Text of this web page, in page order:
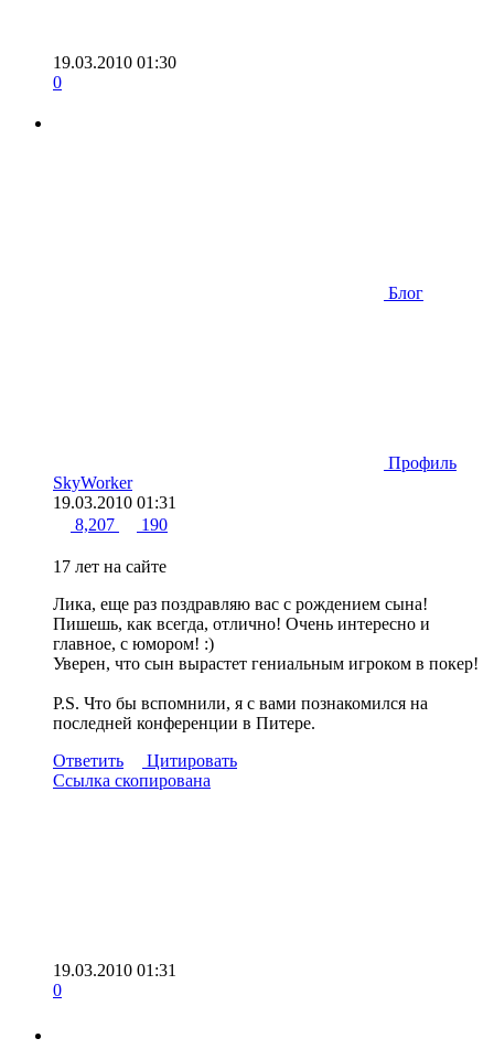
19.03.2010 01:30
0
Блог
Профиль
SkyWorker
19.03.2010 01:31
8,207
190
17 лет на сайте
Лика, еще раз поздравляю вас с рождением сына!
Пишешь, как всегда, отлично! Очень интересно и
главное, с юмором! :)
Уверен, что сын вырастет гениальным игроком в покер!
P.S. Что бы вспомнили, я с вами познакомился на
последней конференции в Питере.
Ответить
Цитировать
Ссылка скопирована
19.03.2010 01:31
0